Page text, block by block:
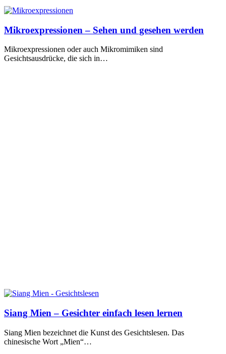
Mikroexpressionen – Sehen und gesehen werden
Mikroexpressionen oder auch Mikromimiken sind
Gesichtsausdrücke, die sich in…
Siang Mien – Gesichter einfach lesen lernen
Siang Mien bezeichnet die Kunst des Gesichtslesen. Das
chinesische Wort „Mien“…